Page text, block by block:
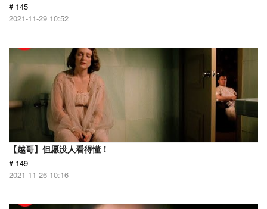
# 145
2021-11-29 10:52
【越哥】但愿没人看得懂！
# 149
2021-11-26 10:16